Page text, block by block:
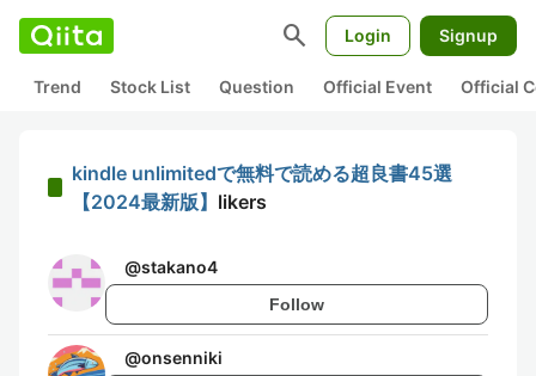
search Login Signup
Trend Stock List Question Official Event Official
kindle unlimitedで無料で読める超良書45選
【2024最新版】 likers
@stakano4
Follow
@onsenniki